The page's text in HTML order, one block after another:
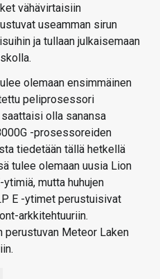
vähävirtaisiin
useamman sirun
ja tullaan julkaisemaan
olemaan ensimmäinen
peliprosessori
olla sanansa
-prosessoreiden
tiedetään tällä hetkellä
tulee olemaan uusia Lion
mutta huhujen
E -ytimet perustuisivat
arkkitehtuuriin.
perustuvan Meteor Laken